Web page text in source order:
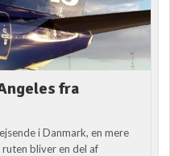
fra
i Danmark, en mere
bliver en del af